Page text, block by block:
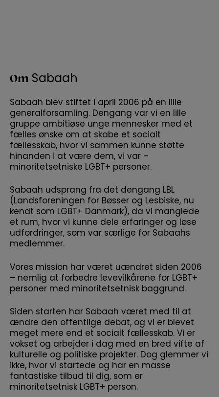
Om Sabaah
Sabaah blev stiftet i april 2006 på en lille
generalforsamling. Dengang var vi en lille
gruppe ambitiøse unge mennesker med et
fælles ønske om at skabe et socialt
fællesskab, hvor vi sammen kunne støtte
hinanden i at være dem, vi var –
minoritetsetniske LGBT+ personer.
Sabaah udsprang fra det dengang LBL
(Landsforeningen for Bøsser og Lesbiske, nu
kendt som LGBT+ Danmark), da vi manglede
et rum, hvor vi kunne dele erfaringer og løse
udfordringer, som var særlige for Sabaahs
medlemmer.
Vores mission har været uændret siden 2006
– nemlig at forbedre levevilkårene for LGBT+
personer med minoritetsetnisk baggrund.
Siden starten har Sabaah været med til at
ændre den offentlige debat, og vi er blevet
meget mere end et socialt fællesskab. Vi er
vokset og arbejder i dag med en bred vifte af
kulturelle og politiske projekter. Dog glemmer vi
ikke, hvor vi startede og har en masse
fantastiske tilbud til dig, som er
minoritetsetnisk LGBT+ person.